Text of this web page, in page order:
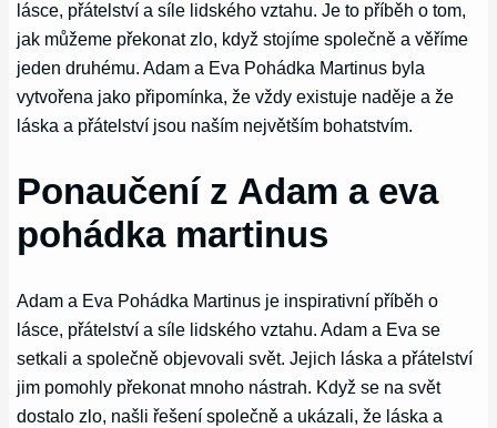
lásce, přátelství a síle lidského vztahu. Je to příběh o tom,
jak můžeme překonat zlo, když stojíme společně a věříme
jeden druhému. Adam a Eva Pohádka Martinus byla
vytvořena jako připomínka, že vždy existuje naděje a že
láska a přátelství jsou naším největším bohatstvím.
Ponaučení z Adam a eva
pohádka martinus
Adam a Eva Pohádka Martinus je inspirativní příběh o
lásce, přátelství a síle lidského vztahu. Adam a Eva se
setkali a společně objevovali svět. Jejich láska a přátelství
jim pomohly překonat mnoho nástrah. Když se na svět
dostalo zlo, našli řešení společně a ukázali, že láska a